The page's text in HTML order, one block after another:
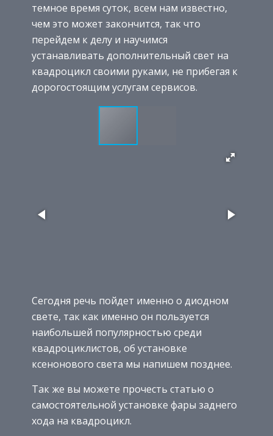
темное время суток, всем нам известно,
чем это может закончится, так что
перейдем к делу и научимся
устанавливать дополнительный свет на
квадроцикл своими руками, не прибегая к
дорогостоящим услугам сервисов.
Сегодня речь пойдет именно о диодном
свете, так как именно он пользуется
наибольшей популярностью среди
квадроциклистов, об установке
ксенонового света мы напишем позднее.
Так же вы можете прочесть статью о
самостоятельной установке фары заднего
хода на квадроцикл.